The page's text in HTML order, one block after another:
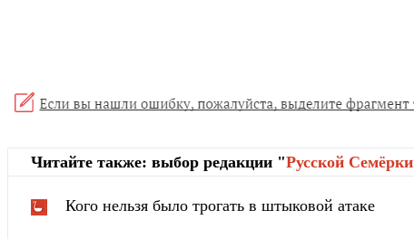
Читайте также: выбор редакции "Русской Cемёрки
Кого нельзя было трогать в штыковой атаке